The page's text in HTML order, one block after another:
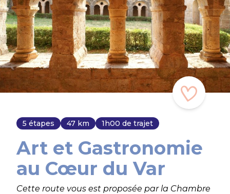
5 étapes 47 km 1h00 de trajet
Art et Gastronomie
au Cœur du Var
Cette route vous est proposée par la Chambre